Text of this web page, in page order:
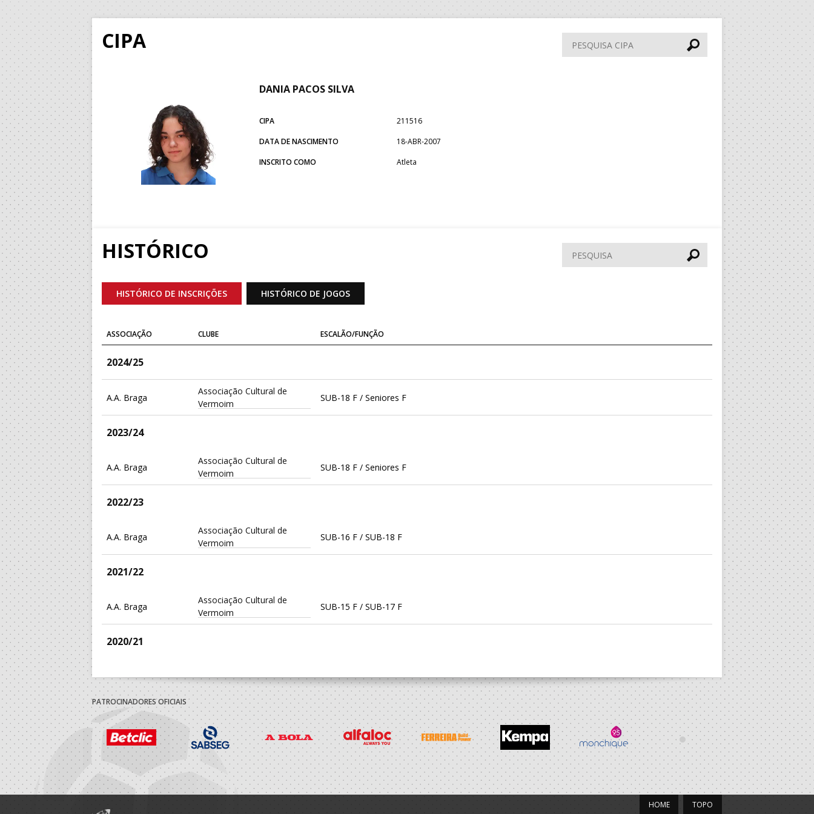
CIPA
Pesquisa
CIPA
DANIA PACOS SILVA
CIPA
211516
DATA DE NASCIMENTO
18-ABR-2007
INSCRITO COMO
Atleta
HISTÓRICO Pesquisar
HISTÓRICO DE INSCRIÇÕES HISTÓRICO DE JOGOS
ASSOCIAÇÃO CLUBE ESCALÃO/FUNÇÃO
2024/25
A.A. Braga
Associação Cultural de
Vermoim
SUB-18 F / Seniores F
2023/24
A.A. Braga
Associação Cultural de
Vermoim
SUB-18 F / Seniores F
2022/23
A.A. Braga
Associação Cultural de
Vermoim
SUB-16 F / SUB-18 F
2021/22
A.A. Braga
Associação Cultural de
Vermoim
SUB-15 F / SUB-17 F
2020/21
A.A. Braga
Vermoim
SUB-14 F / SUB-16 F
2019/20
A.A. Braga
Associação Cultural de
Vermoim
Iniciados F / Juvenis F
2018/19
PATROCINADORES OFICIAIS
TOPO
HOME